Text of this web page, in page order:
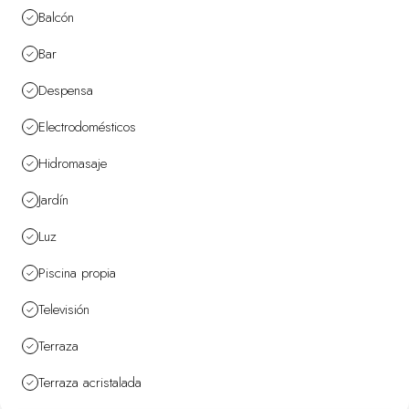
Balcón
Bar
Despensa
Electrodomésticos
Hidromasaje
Jardín
Luz
Piscina propia
Televisión
Terraza
Terraza acristalada